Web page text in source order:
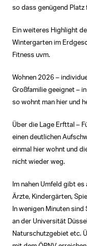
so dass genügend Platz
Ein weiteres Highlight
Wintergarten im
Fitness uvm.
Wohnen 2026 –
Großfamilie geeignet –
so wohnt man hier und
Über die Lage Erfttal –
einen deutlichen
einmal hier wohnt und
nicht wieder weg.
Im nahen Umfeld gibt
Ärzte, Kindergärten,
In wenigen Minuten sind
an der Universität
Naturschutzgebiet etc.